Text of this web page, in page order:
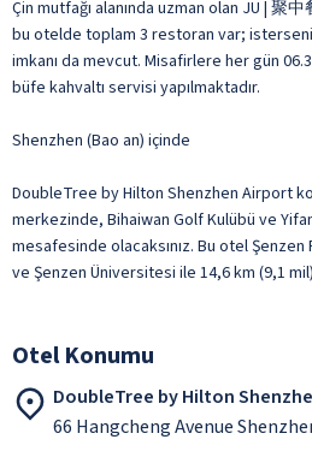
Çin mutfağı alanında uzman olan JU | 聚
bu otelde toplam 3 restoran var;
imkanı da mevcut. Misafirlere her gün
büfe kahvaltı servisi yapılmaktadır.
Shenzhen (Bao an) içinde
DoubleTree by Hilton Shenzhen Airport
merkezinde, Bihaiwan Golf Kulübü ve
mesafesinde olacaksınız. Bu otel
ve Şenzen Üniversitesi ile 14,6 km (9,1
Otel Konumu
DoubleTree by Hilton
66 Hangcheng Avenue